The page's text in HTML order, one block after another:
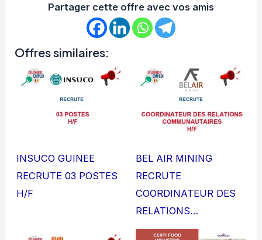
Partager cette offre avec vos amis
Offres similaires:
INSUCO GUINEE
RECRUTE 03 POSTES
H/F
BEL AIR MINING
RECRUTE
COORDINATEUR DES
RELATIONS…